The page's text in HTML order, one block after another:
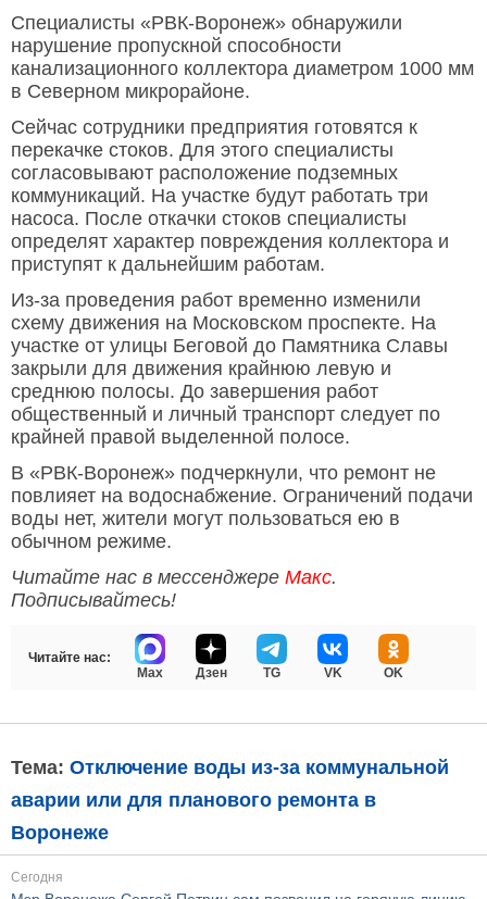
Специалисты «РВК-Воронеж» обнаружили
нарушение пропускной способности
канализационного коллектора диаметром 1000 мм
в Северном микрорайоне.
Сейчас сотрудники предприятия готовятся к
перекачке стоков. Для этого специалисты
согласовывают расположение подземных
коммуникаций. На участке будут работать три
насоса. После откачки стоков специалисты
определят характер повреждения коллектора и
приступят к дальнейшим работам.
Из-за проведения работ временно изменили
схему движения на Московском проспекте. На
участке от улицы Беговой до Памятника Славы
закрыли для движения крайнюю левую и
среднюю полосы. До завершения работ
общественный и личный транспорт следует по
крайней правой выделенной полосе.
В «РВК-Воронеж» подчеркнули, что ремонт не
повлияет на водоснабжение. Ограничений подачи
воды нет, жители могут пользоваться ею в
обычном режиме.
Читайте нас в мессенджере Макс.
Подписывайтесь!
Читайте нас:
Max
Дзен TG VK OK
Тема: Отключение воды из-за коммунальной
аварии или для планового ремонта в
Воронеже
Сегодня